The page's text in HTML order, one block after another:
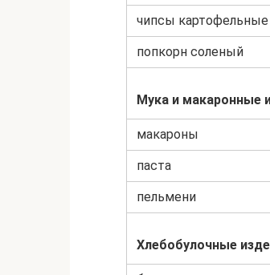
чипсы картофельные
попкорн соленый
Мука и макаронные
макароны
паста
пельмени
Хлебобулочные